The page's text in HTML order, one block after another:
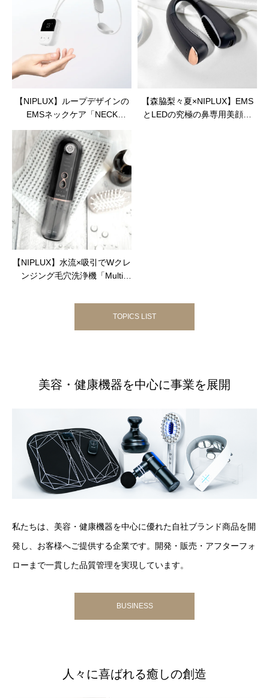
【NIPLUX】ループデザインの
EMSネックケア「NECK
【森脇梨々夏×NIPLUX】EMS
とLEDの究極の鼻専用美顔器
【NIPLUX】水流×吸引でWクレ
ンジング毛穴洗浄機「Multi
TOPICS LIST
美容・健康機器を中心に事業を展開
私たちは、美容・健康機器を中心に優れた自社ブランド商品を開
発し、お客様へご提供する企業です。開発・販売・アフターフォ
ローまで一貫した品質管理を実現しています。
BUSINESS
人々に喜ばれる癒しの創造